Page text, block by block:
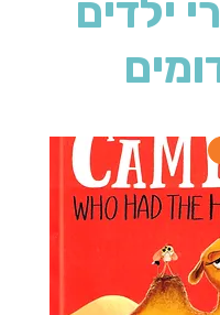
ילדים